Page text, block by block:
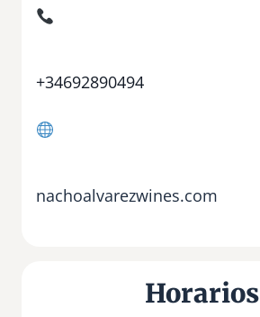
+34692890494
nachoalvarezwines.com
Horarios